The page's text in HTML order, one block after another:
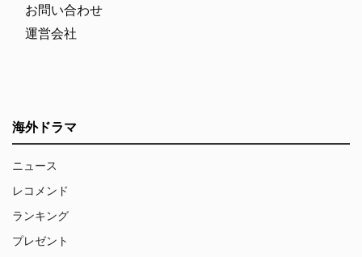
お問い合わせ
運営会社
海外ドラマ
ニュース
レコメンド
ランキング
プレゼント